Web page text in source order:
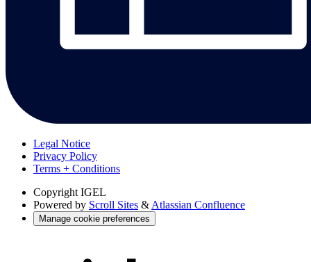
Legal Notice
Privacy Policy
Terms + Conditions
Copyright IGEL
Powered by Scroll Sites &Atlassian Confluence
Manage cookie preferences